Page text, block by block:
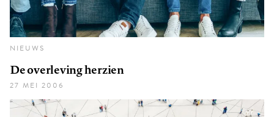
NIEUWS
De overleving herzien
27 MEI 2006